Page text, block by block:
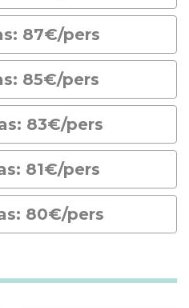
87€/pers
85€/pers
83€/pers
81€/pers
80€/pers